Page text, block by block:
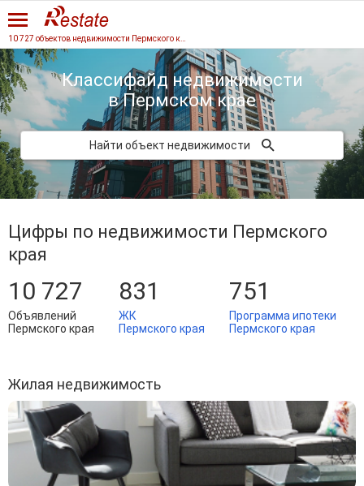
Классифайд недвижимости
в Пермском крае
Найти объект недвижимости
Цифры по недвижимости Пермского
края
10 727
Объявлений
Пермского края
831
ЖК
Пермского края
751
Программа ипотеки
Пермского края
Жилая недвижимость